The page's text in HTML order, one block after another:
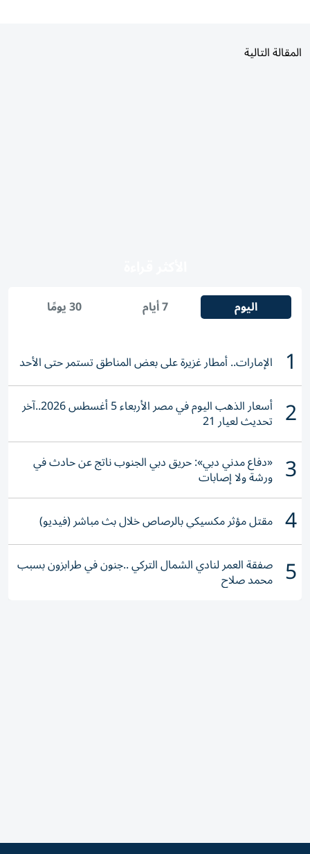
المقالة التالية
اليوم 7 أيام 30 يومًا
1 الإمارات.. أمطار غزيرة على بعض المناطق تستمر حتى الأحد
2 أسعار الذهب اليوم في مصر الأربعاء 5 أغسطس 2026..آخر
تحديث لعيار 21
3 «دفاع مدني دبي»: حريق دبي الجنوب ناتج عن حادث في
ورشة ولا إصابات
4 مقتل مؤثر مكسيكي بالرصاص خلال بث مباشر (فيديو)
5 صفقة العمر لنادي الشمال التركي ..جنون في طرابزون بسبب
محمد صلاح